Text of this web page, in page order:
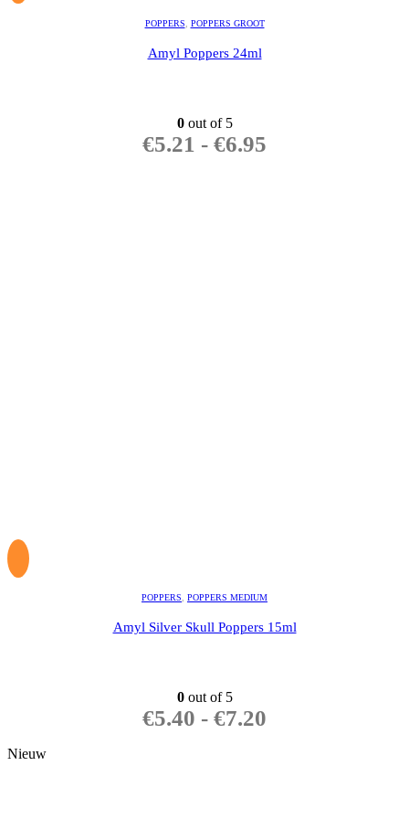
POPPERS, POPPERS GROOT
Amyl Poppers 24ml
0out of 5
€5.21 - €6.95
POPPERS, POPPERS MEDIUM
Amyl Silver Skull Poppers 15ml
0out of 5
€5.40 - €7.20
Nieuw